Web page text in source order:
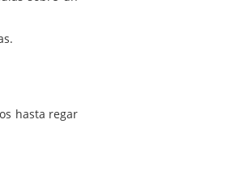
hasta regar